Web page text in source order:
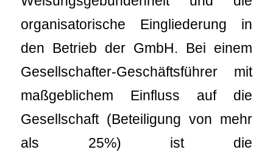
organisatorische Eingliederung in
den Betrieb der GmbH. Bei einem
Gesellschafter-Geschäftsführer mit
maßgeblichem Einfluss auf die
Gesellschaft (Beteiligung von mehr
als 25%) ist die